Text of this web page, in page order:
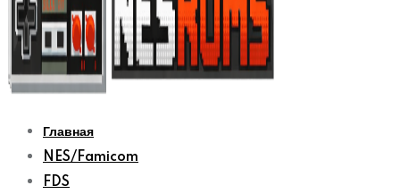
Главная
NES/Famicom
FDS